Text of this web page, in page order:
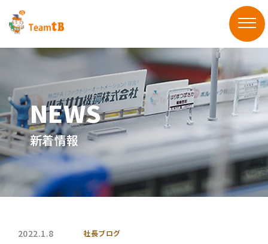
新着情報
2022.1.8 社長ブログ